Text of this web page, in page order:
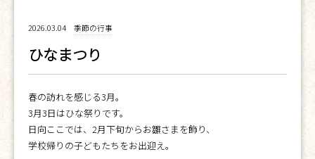
2026.03.04 季節の行事
ひなまつり
春の訪れを感じる3月。
3月3日はひな祭りです。
日向ここでは、2月下旬からお雛さまを飾り、
学校帰りの子どもたちをお出迎え。